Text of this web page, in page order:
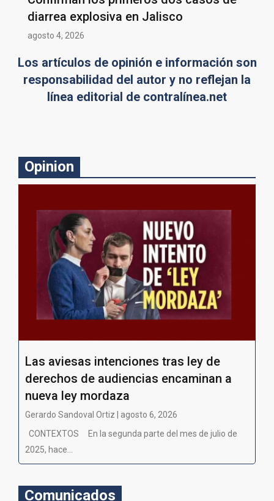
diarrea explosiva en Jalisco
agosto 4, 2026
Los artículos de opinión e información son
responsabilidad del autor y no reflejan la
línea editorial de contralínea.net
Opinion
Las aviesas intenciones tras ley de
derechos de audiencias encaminan a
nueva ley mordaza
Gerardo Sandoval Ortiz | agosto 6, 2026
CONTEXTOS En la segunda parte del mes de julio de
2025, hace...
Comunicados